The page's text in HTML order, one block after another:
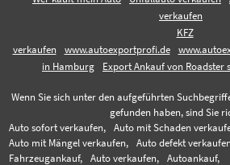
verkaufen
KFZ
verkaufen
www.autoexportprofi.de
in Hamburg
Export Ankauf von Roadster
Wenn Sie sich unter den aufgeführten
gefunden haben, sind Sie
Auto sofort verkaufen,
Auto mit Schaden
Auto mit Mängel verkaufen,
Auto defekt
Fahrzeugankauf,
Auto verkaufen, Autoankauf,